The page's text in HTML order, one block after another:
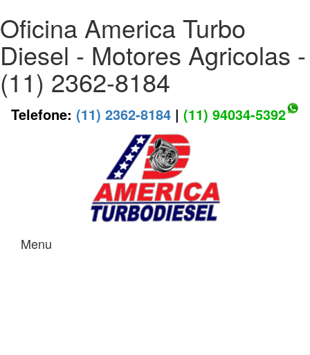
Oficina America Turbo
Diesel - Motores Agricolas -
(11) 2362-8184
Telefone: (11) 2362-8184| (11) 94034-5392
Menu